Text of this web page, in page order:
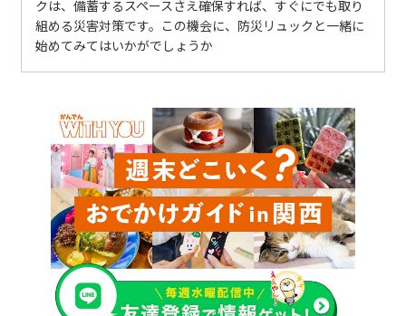
クは、備蓄するスペースさえ確保すれば、すぐにでも取り
組める災害対策です。この機会に、防災リュックと一緒に
始めてみてはいかがでしょうか